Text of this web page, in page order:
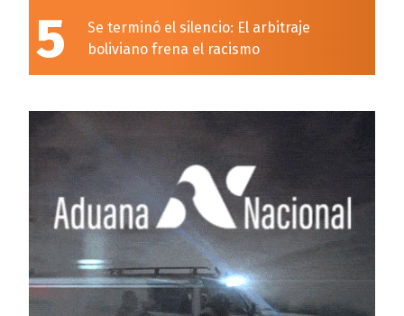
5
Se terminó el silencio: El arbitraje
boliviano frena el racismo